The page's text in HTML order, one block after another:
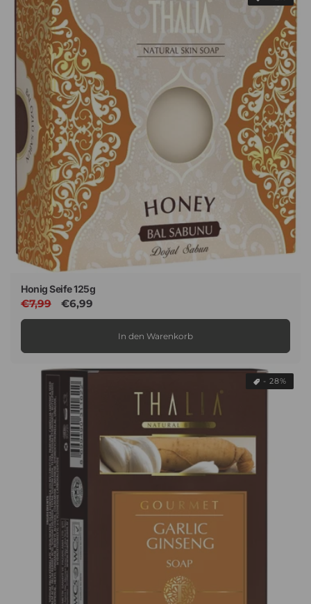
Honig Seife 125g
Normaler
Preis
€7,99 Verkaufspreis
€6,99
In den Warenkorb
- 28%